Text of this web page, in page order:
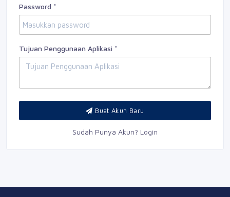
Password *
Tujuan Penggunaan Aplikasi *
Buat Akun Baru
Sudah Punya Akun? Login